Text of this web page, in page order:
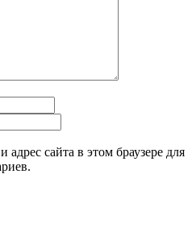
сайта в этом браузере для